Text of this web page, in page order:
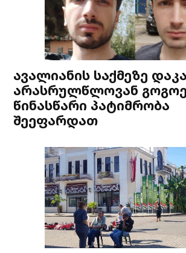
ავალიანის საქმეზე
არასრულწლოვან
წინასწარი პატიმრობა
შეეფარდათ